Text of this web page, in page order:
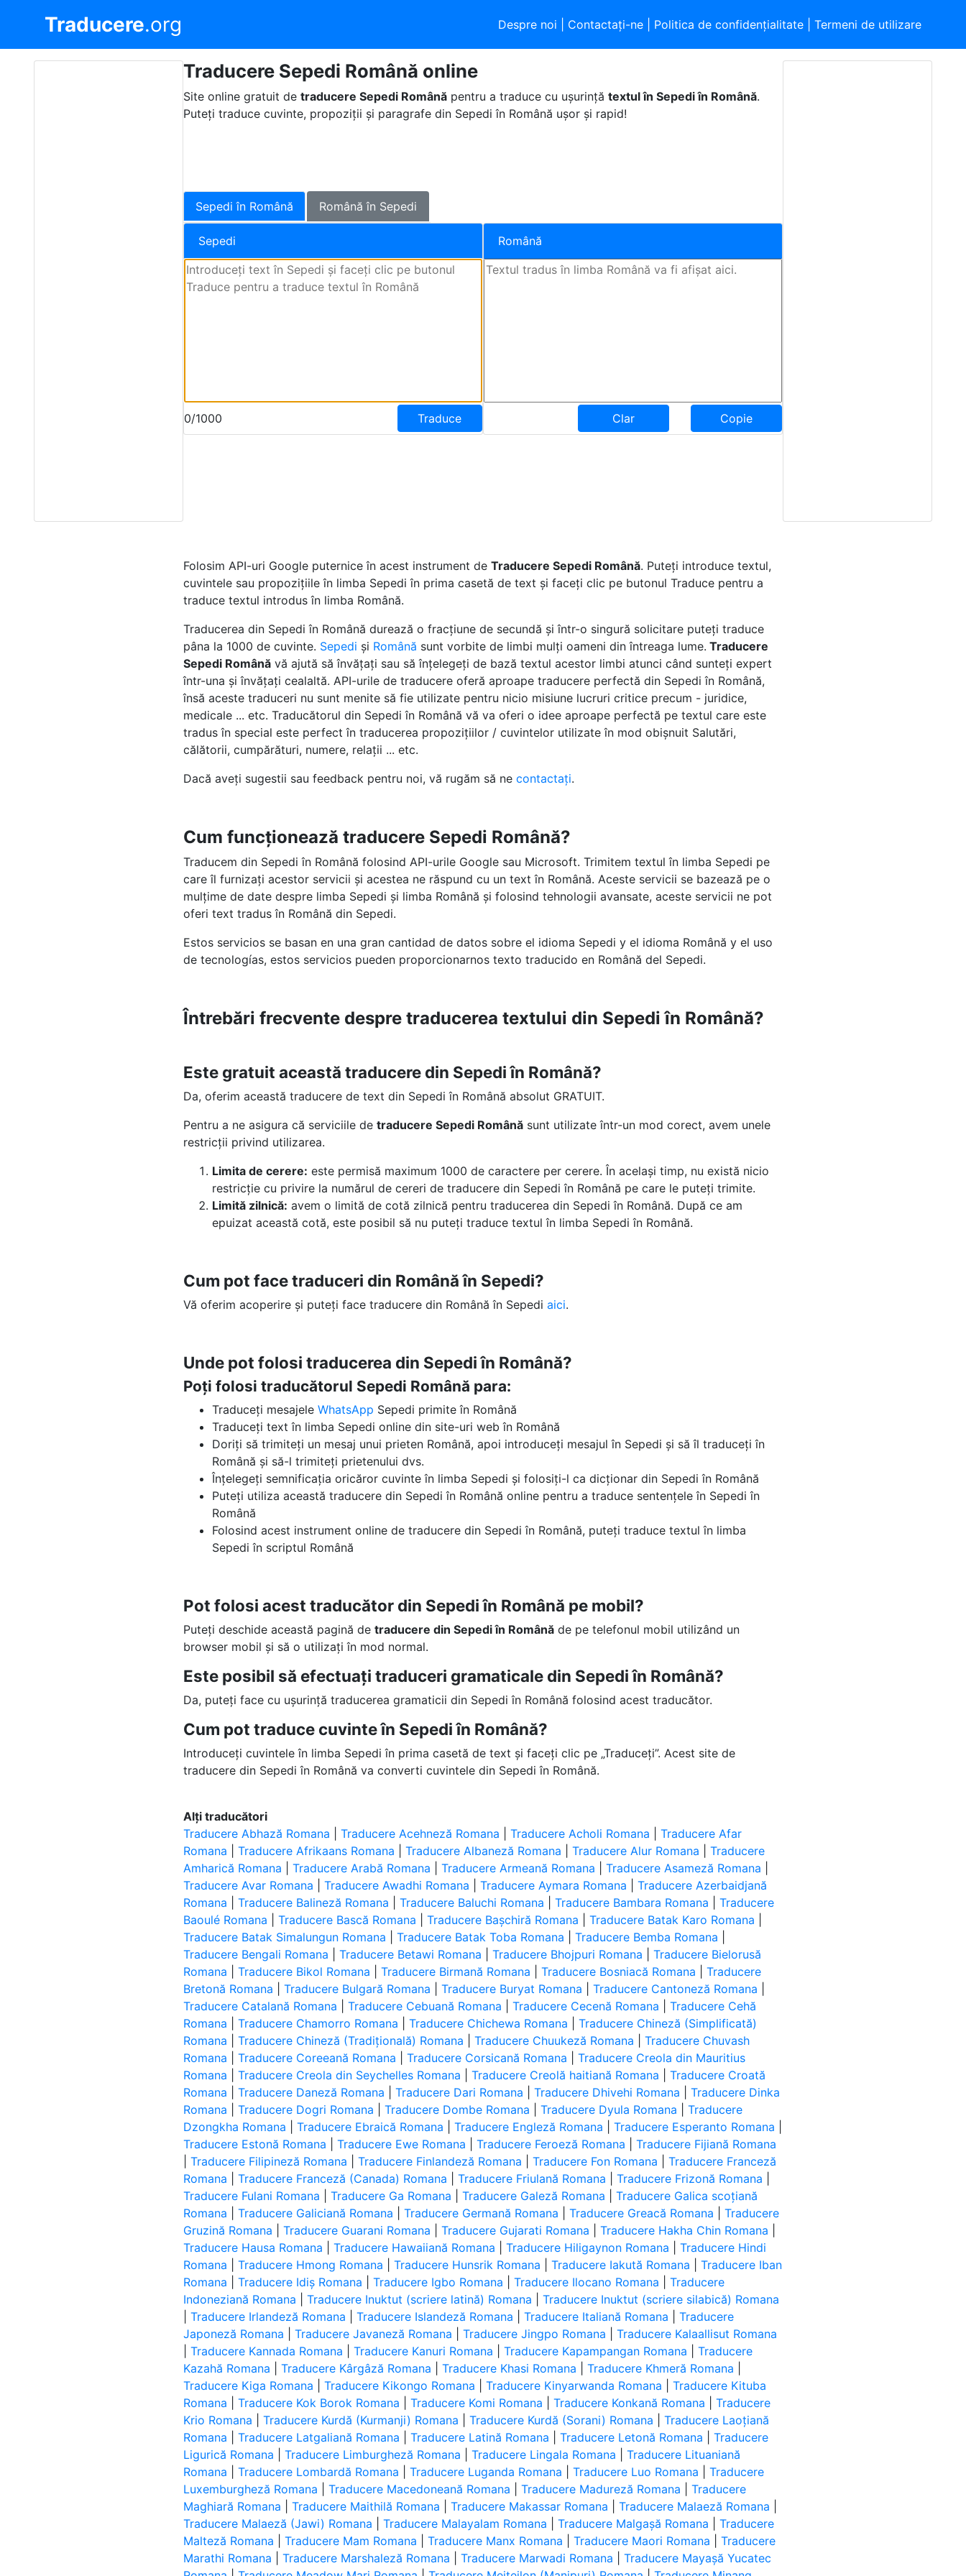
Traducere.org Despre noi Contactaţi-ne Politica de confidențialitate |Termeni de utilizare
Traducere Sepedi Română online
Site online gratuit detraducere Sepedi Română pentru a traduce cu ușurințătextul în Sepedi în Română.
Puteți traduce cuvinte, propoziții și paragrafe din Sepedi în Română ușor și rapid!
Sepedi în Română Română în Sepedi
Sepedi
0/1000 Traduce
Română
Clar Copie
Folosim API-uri Google puternice în acest instrument deTraducere Sepedi Română. Puteți introduce textul,
cuvintele sau propozițiile în limba Sepedi în prima casetă de text și faceți clic pe butonul Traduce pentru a
traduce textul introdus în limba Română.
Traducerea din Sepedi în Română durează o fracțiune de secundă și într-o singură solicitare puteți traduce
pâna la 1000 de cuvinte. Sepedi și Română sunt vorbite de limbi mulți oameni din întreaga lume. Traducere
Sepedi Română vă ajută să învățați sau să înțelegeți de bază textul acestor limbi atunci când sunteți expert
într-una și învățați cealaltă. API-urile de traducere oferă aproape traducere perfectă din Sepedi în Română,
însă aceste traduceri nu sunt menite să fie utilizate pentru nicio misiune lucruri critice precum - juridice,
medicale ... etc. Traducătorul din Sepedi în Română vă va oferi o idee aproape perfectă pe textul care este
tradus în special este perfect în traducerea propozițiilor / cuvintelor utilizate în mod obișnuit Salutări,
călătorii, cumpărături, numere, relații ... etc.
Dacă aveți sugestii sau feedback pentru noi, vă rugăm să necontactați.
Cum funcționează traducere Sepedi Română?
Traducem din Sepedi în Română folosind API-urile Google sau Microsoft. Trimitem textul în limba Sepedi pe
care îl furnizați acestor servicii și acestea ne răspund cu un text în Română. Aceste servicii se bazează pe o
mulțime de date despre limba Sepedi și limba Română și folosind tehnologii avansate, aceste servicii ne pot
oferi text tradus în Română din Sepedi.
Estos servicios se basan en una gran cantidad de datos sobre el idioma Sepedi y el idioma Română y el uso
de tecnologías, estos servicios pueden proporcionarnos texto traducido en Română del Sepedi.
Întrebări frecvente despre traducerea textului din Sepedi în Română?
Este gratuit această traducere din Sepedi în Română?
Da, oferim această traducere de text din Sepedi în Română absolut GRATUIT.
Pentru a ne asigura că serviciile detraducere Sepedi Română sunt utilizate într-un mod corect, avem unele
restricții privind utilizarea.
Limita de cerere: este permisă maximum 1000 de caractere per cerere. În același timp, nu există nicio
restricție cu privire la numărul de cereri de traducere din Sepedi în Română pe care le puteți trimite.
Limită zilnică: avem o limită de cotă zilnică pentru traducerea din Sepedi în Română. După ce am
epuizat această cotă, este posibil să nu puteți traduce textul în limba Sepedi în Română.
Cum pot face traduceri din Română în Sepedi?
Vă oferim acoperire și puteți face traducere din Română în Sepediaici.
Unde pot folosi traducerea din Sepedi în Română?
Poți folosi traducătorul Sepedi Română para:
Traduceți mesajeleWhatsApp Sepedi primite în Română
Traduceți text în limba Sepedi online din site-uri web în Română
Doriți să trimiteți un mesaj unui prieten Română, apoi introduceți mesajul în Sepedi și să îl traduceți în
Română și să-l trimiteți prietenului dvs.
Înțelegeți semnificația oricăror cuvinte în limba Sepedi și folosiți-l ca dicționar din Sepedi în Română
Puteți utiliza această traducere din Sepedi în Română online pentru a traduce sentențele în Sepedi în
Română
Folosind acest instrument online de traducere din Sepedi în Română, puteți traduce textul în limba
Sepedi în scriptul Română
Pot folosi acest traducător din Sepedi în Română pe mobil?
Puteți deschide această pagină detraducere din Sepedi în Română de pe telefonul mobil utilizând un
browser mobil și să o utilizați în mod normal.
Este posibil să efectuați traduceri gramaticale din Sepedi în Română?
Da, puteți face cu ușurință traducerea gramaticii din Sepedi în Română folosind acest traducător.
Cum pot traduce cuvinte în Sepedi în Română?
Introduceți cuvintele în limba Sepedi în prima casetă de text și faceți clic pe „Traduceți”. Acest site de
traducere din Sepedi în Română va converti cuvintele din Sepedi în Română.
Alți traducători
Traducere Abhază Romana |Traducere Acehneză Romana |Traducere Acholi Romana |Traducere Afar
Romana |Traducere Afrikaans Romana |Traducere Albaneză Romana |Traducere Alur Romana |Traducere
Amharică Romana |Traducere Arabă Romana |Traducere Armeană Romana |Traducere Asameză Romana
Traducere Avar Romana |Traducere Awadhi Romana |Traducere Aymara Romana |Traducere Azerbaidjană
Romana |Traducere Balineză Romana |Traducere Baluchi Romana |Traducere Bambara Romana |Traducere
Baoulé Romana |Traducere Bască Romana |Traducere Bașchiră Romana |Traducere Batak Karo Romana
Traducere Batak Simalungun Romana |Traducere Batak Toba Romana |Traducere Bemba Romana
Traducere Bengali Romana |Traducere Betawi Romana |Traducere Bhojpuri Romana |Traducere Bielorusă
Romana |Traducere Bikol Romana |Traducere Birmană Romana |Traducere Bosniacă Romana |Traducere
Bretonă Romana |Traducere Bulgară Romana |Traducere Buryat Romana |Traducere Cantoneză Romana
Traducere Catalană Romana |Traducere Cebuană Romana |Traducere Cecenă Romana |Traducere Cehă
Romana |Traducere Chamorro Romana |Traducere Chichewa Romana |Traducere Chineză (Simplificată)
Romana |Traducere Chineză (Tradițională) Romana |Traducere Chuukeză Romana |Traducere Chuvash
Romana |Traducere Coreeană Romana |Traducere Corsicană Romana |Traducere Creola din Mauritius
Romana |Traducere Creola din Seychelles Romana |Traducere Creolă haitiană Romana |Traducere Croată
Romana |Traducere Daneză Romana |Traducere Dari Romana |Traducere Dhivehi Romana |Traducere Dinka
Romana |Traducere Dogri Romana |Traducere Dombe Romana |Traducere Dyula Romana |Traducere
Dzongkha Romana |Traducere Ebraică Romana |Traducere Engleză Romana |Traducere Esperanto Romana
Traducere Estonă Romana |Traducere Ewe Romana |Traducere Feroeză Romana |Traducere Fijiană Romana
|Traducere Filipineză Romana |Traducere Finlandeză Romana |Traducere Fon Romana |Traducere Franceză
Romana |Traducere Franceză (Canada) Romana |Traducere Friulană Romana |Traducere Frizonă Romana
Traducere Fulani Romana |Traducere Ga Romana |Traducere Galeză Romana |Traducere Galica scoțiană
Romana |Traducere Galiciană Romana |Traducere Germană Romana |Traducere Greacă Romana |Traducere
Gruzină Romana |Traducere Guarani Romana |Traducere Gujarati Romana |Traducere Hakha Chin Romana
Traducere Hausa Romana |Traducere Hawaiiană Romana |Traducere Hiligaynon Romana |Traducere Hindi
Romana |Traducere Hmong Romana |Traducere Hunsrik Romana |Traducere Iakută Romana |Traducere Iban
Romana |Traducere Idiș Romana |Traducere Igbo Romana |Traducere Ilocano Romana |Traducere
Indoneziană Romana |Traducere Inuktut (scriere latină) Romana |Traducere Inuktut (scriere silabică) Romana
|Traducere Irlandeză Romana |Traducere Islandeză Romana |Traducere Italiană Romana |Traducere
Japoneză Romana |Traducere Javaneză Romana |Traducere Jingpo Romana |Traducere Kalaallisut Romana
|Traducere Kannada Romana |Traducere Kanuri Romana |Traducere Kapampangan Romana |Traducere
Kazahă Romana |Traducere Kârgâză Romana |Traducere Khasi Romana |Traducere Khmeră Romana
Traducere Kiga Romana |Traducere Kikongo Romana |Traducere Kinyarwanda Romana |Traducere Kituba
Romana |Traducere Kok Borok Romana |Traducere Komi Romana |Traducere Konkană Romana |Traducere
Krio Romana |Traducere Kurdă (Kurmanji) Romana |Traducere Kurdă (Sorani) Romana |Traducere Laoțiană
Romana |Traducere Latgaliană Romana |Traducere Latină Romana |Traducere Letonă Romana |Traducere
Ligurică Romana |Traducere Limburgheză Romana |Traducere Lingala Romana |Traducere Lituaniană
Romana |Traducere Lombardă Romana |Traducere Luganda Romana |Traducere Luo Romana |Traducere
Luxemburgheză Romana |Traducere Macedoneană Romana |Traducere Madureză Romana |Traducere
Maghiară Romana |Traducere Maithilă Romana |Traducere Makassar Romana |Traducere Malaeză Romana
Traducere Malaeză (Jawi) Romana |Traducere Malayalam Romana |Traducere Malgașă Romana |Traducere
Malteză Romana |Traducere Mam Romana |Traducere Manx Romana |Traducere Maori Romana |Traducere
Marathi Romana |Traducere Marshaleză Romana |Traducere Marwadi Romana |Traducere Mayașă Yucatec